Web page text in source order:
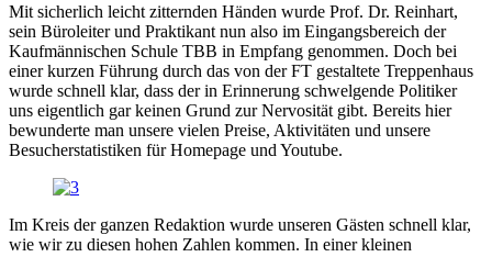
Mit sicherlich leicht zitternden Händen wurde Prof. Dr. Reinhart,
sein Büroleiter und Praktikant nun also im Eingangsbereich der
Kaufmännischen Schule TBB in Empfang genommen. Doch bei
einer kurzen Führung durch das von der FT gestaltete Treppenhaus
wurde schnell klar, dass der in Erinnerung schwelgende Politiker
uns eigentlich gar keinen Grund zur Nervosität gibt. Bereits hier
bewunderte man unsere vielen Preise, Aktivitäten und unsere
Besucherstatistiken für Homepage und Youtube.
Im Kreis der ganzen Redaktion wurde unseren Gästen schnell klar,
wie wir zu diesen hohen Zahlen kommen. In einer kleinen